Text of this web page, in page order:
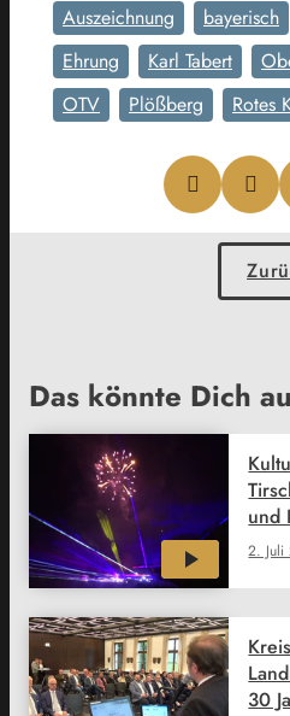
Auszeichnung bayerisch
Ehrung
Karl Tabert
OTV
Plößberg Rotes
Das könnte Dich
2.
und
30